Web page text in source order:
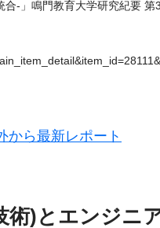
合-」鳴門教育大学研究紀要 第
から最新レポート
術)とエンジニ